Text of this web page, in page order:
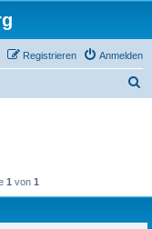
Anmelden
Registrieren
1 von 1